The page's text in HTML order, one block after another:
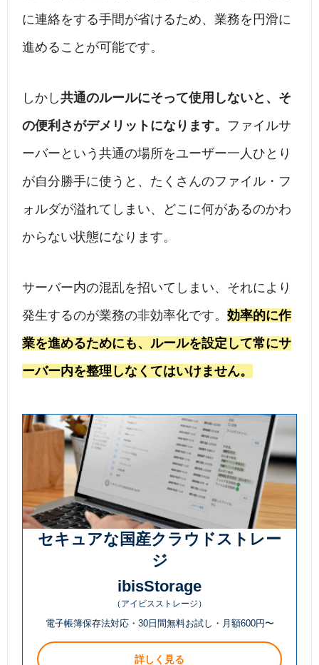
に連絡をする手間が省けるため、業務を円滑に
進めることが可能です。
しかし共通のルールにそって使用しないと、そ
の便利さがデメリットになります。 ファイルサ
ーバーという共通の場所をユーザー一人ひとり
が自分勝手に使うと、たくさんのファイル・フ
ォルダが溢れてしまい、どこに何があるのかわ
からない状態になります。
サーバー内の混乱を招いてしまい、それにより
発生するのが業務の非効率化です。 効率的に作
業を進めるためにも、ルールを設定して常にサ
ーバー内を整理しなくてはいけません。
セキュアな国産クラウドストレー
ジ
ibisStorage
（アイビスストレージ）
電子帳簿保存法対応・30日間無料お試し・月額600円〜
詳しく見る